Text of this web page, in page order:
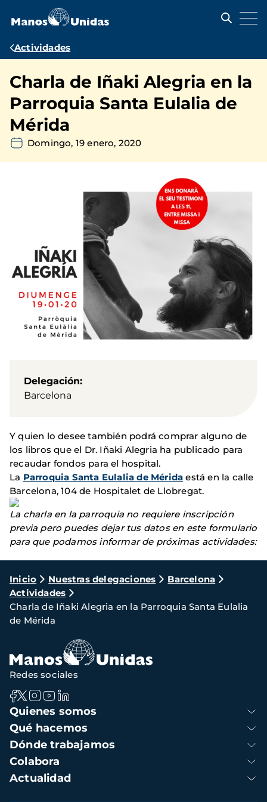
contenido
Ruta
navegación
Actividades
Charla de Iñaki Alegria en la
Parroquia Santa Eulalia de
Mérida
Domingo, 19 enero, 2020
Delegación
Barcelona
Y quien lo desee también podrá comprar alguno de
los libros que el Dr. Iñaki Alegria ha publicado para
recaudar fondos para el hospital.
La Parroquia Santa Eulalia de Mérida está en la calle
Barcelona, 104 de Hospitalet de Llobregat.
La charla en la parroquia no requiere inscripción
previa pero puedes dejar tus datos en este formulario
para que podamos informar de próximas actividades:
Ruta
de
navegación
Inicio Nuestras delegaciones
Barcelona
Actividades
Charla de Iñaki Alegria en la Parroquia Santa Eulalia
de Mérida
Navegación
principal
Quienes somos
Qué hacemos
Dónde trabajamos
Colabora
Actualidad
Redes sociales